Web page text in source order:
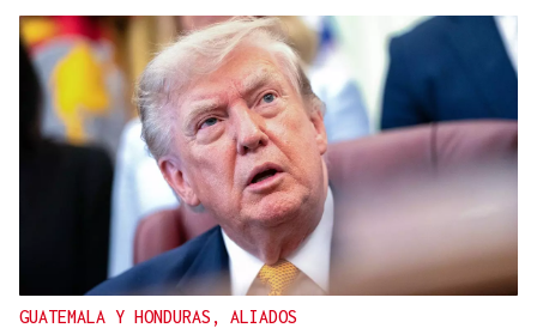
GUATEMALA Y HONDURAS, ALIADOS